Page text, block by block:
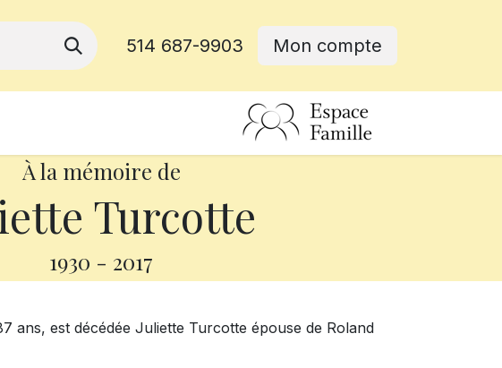
514 687-9903 Mon compte
À la mémoire de
Turcotte
1930 - 2017
ans, est décédée Juliette Turcotte épouse de Roland